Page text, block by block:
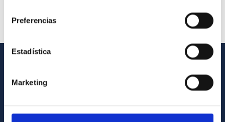
Preferencias
Estadística
Marketing